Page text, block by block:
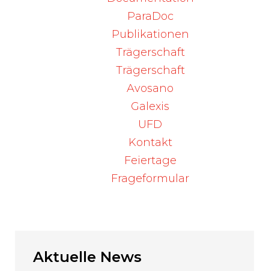
ParaDoc
Publikationen
Trägerschaft
Trägerschaft
Avosano
Galexis
UFD
Kontakt
Feiertage
Frageformular
Weitere Informationen entnehmen Sie
bitte dem Informationsschreiben der Firma.
YMM-1 (yttrii(90-Y) citras)
Aktuelle News